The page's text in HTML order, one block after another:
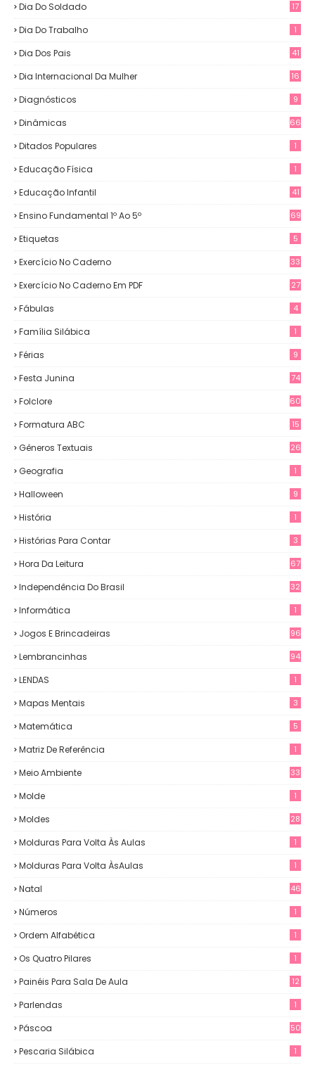
Dia Do Soldado 17
Dia Do Trabalho 1
Dia Dos Pais 41
Dia Internacional Da Mulher 16
Diagnósticos 9
Dinâmicas 66
Ditados Populares 1
Educação Física 1
Educação Infantil 41
Ensino Fundamental 1º Ao 5º 69
Etiquetas 5
Exercício No Caderno 33
Exercício No Caderno Em PDF 27
Fábulas 4
Família Silábica 1
Férias 9
Festa Junina 74
Folclore 60
Formatura ABC 15
Gêneros Textuais 26
Geografia 1
Halloween 9
História 1
Histórias Para Contar 3
Hora Da Leitura 67
Independência Do Brasil 32
Informática 1
Jogos E Brincadeiras 96
Lembrancinhas 94
LENDAS 1
Mapas Mentais 3
Matemática 5
Matriz De Referência 1
Meio Ambiente 33
Molde 1
Moldes 28
Molduras Para Volta Às Aulas 1
Molduras Para Volta ÀsAulas 1
Natal 46
Números 1
Ordem Alfabética 1
Os Quatro Pilares 1
Painéis Para Sala De Aula
12
Parlendas 1
Páscoa 50
Pescaria Silábica 1